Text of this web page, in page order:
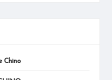
Chino